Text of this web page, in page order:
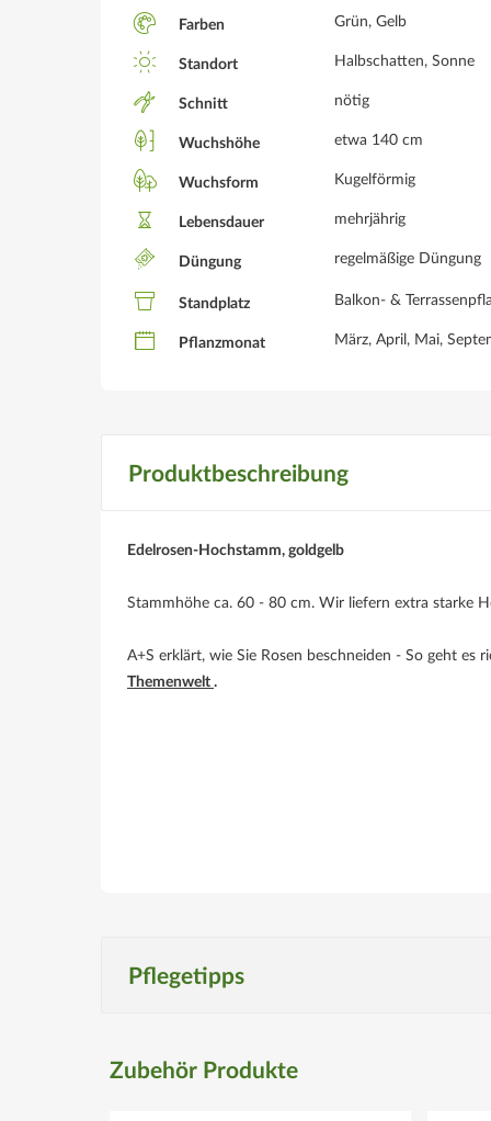
Farben Grün, Gelb
Standort Halbschatten, Sonne
Schnitt nötig
Wuchshöhe etwa 140 cm
Wuchsform Kugelförmig
Lebensdauer mehrjährig
Düngung regelmäßige Düngung
Standplatz Balkon- &
Pflanzmonat März, April, Mai,
Produktbeschreibung
Edelrosen-Hochstamm, goldgelb
Stammhöhe ca. 60 - 80 cm. Wir liefern extra starke
A+S erklärt, wie Sie Rosen beschneiden - So geht
Themenwelt .
Pflegetipps
Zubehör Produkte